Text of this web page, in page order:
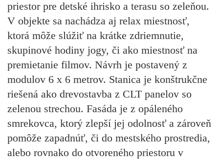
priestor pre detské ihrisko a terasu so zeleňou.
V objekte sa nachádza aj relax miestnosť,
ktorá môže slúžiť na krátke zdriemnutie,
skupinové hodiny jogy, či ako miestnosť na
premietanie filmov. Návrh je postavený z
modulov 6 x 6 metrov. Stanica je konštrukčne
riešená ako drevostavba z CLT panelov so
zelenou strechou. Fasáda je z opáleného
smrekovca, ktorý zlepší jej odolnosť a zároveň
pomôže zapadnúť, či do mestského prostredia,
alebo rovnako do otvoreného priestoru v